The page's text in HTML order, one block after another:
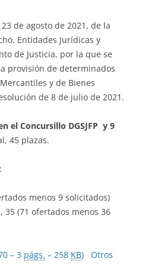
de agosto de 2021, de la
Entidades Jurídicas y
de Justicia, por la que se
provisión de determinados
y de Bienes
de 8 de julio de 2021.
el Concursillo DGSJFP y 9
45 plazas.
menos 9 solicitados)
35 (71 ofertados menos 36
– 3 págs. – 258 KB)
Otros